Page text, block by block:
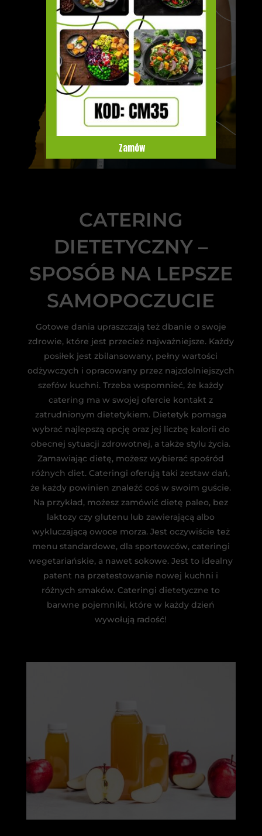
CATERING
DIETETYCZNY –
SPOSÓB NA LEPSZE
SAMOPOCZUCIE
Gotowe dania upraszczają też dbanie o swoje
zdrowie, które jest przecież najważniejsze. Każdy
posiłek jest zbilansowany, pełny wartości
odżywczych i opracowany przez najzdolniejszych
szefów kuchni. Trzeba wspomnieć, że każdy
catering ma w swojej ofercie kontakt z
zatrudnionym dietetykiem. Dietetyk pomaga
wybrać najlepszą opcję oraz jej liczbę kalorii do
obecnej sytuacji zdrowotnej, a także stylu życia.
Zamawiając dietę, możesz wybierać spośród
różnych diet. Cateringi oferują taki zestaw dań,
że każdy powinien znaleźć coś w swoim guście.
Na przykład, możesz zamówić dietę paleo, bez
laktozy czy glutenu lub zawierającą albo
wykluczającą owoce morza. Jest oczywiście też
menu standardowe, dla sportowców, cateringi
wegetariańskie, a nawet sokowe. Jest to idealny
patent na przetestowanie nowej kuchni i
różnych smaków. Cateringi dietetyczne to
barwne pojemniki, które w każdy dzień
wywołują radość!
Zamów